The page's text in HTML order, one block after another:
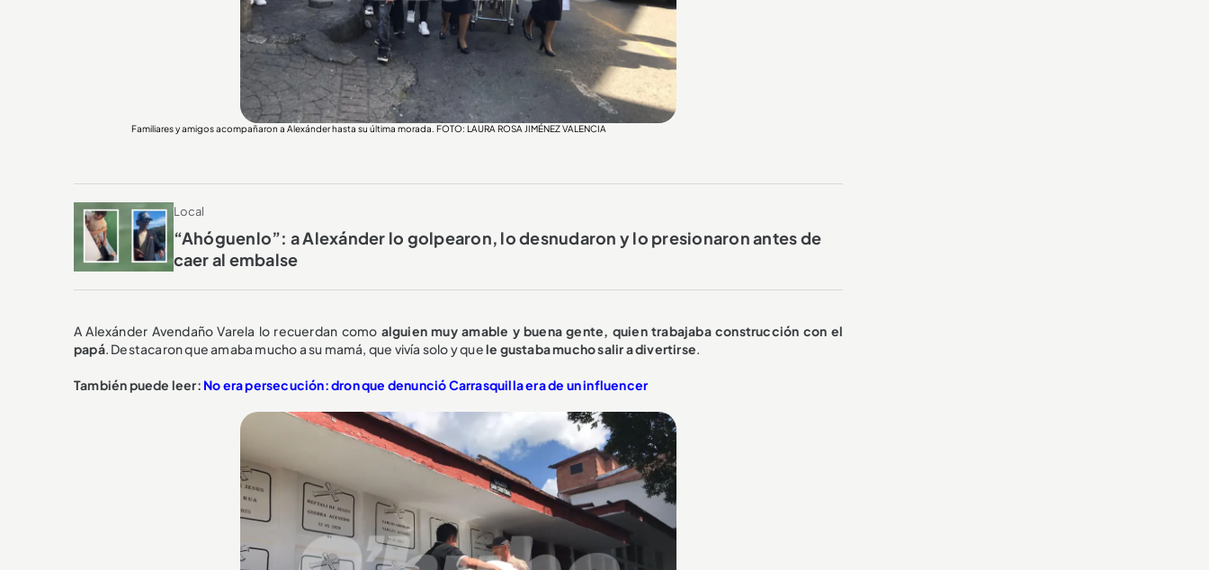
Familiares y amigos acompañaron a Alexánder hasta su última morada. FOTO: LAURA ROSA JIMÉNEZ VALENCIA
Local
“Ahóguenlo”: a Alexánder lo golpearon, lo desnudaron y lo presionaron antes de
caer al embalse
A Alexánder Avendaño Varela lo recuerdan como alguien muy amable y buena gente, quien trabajaba construcción con el
papá. Destacaron que amaba mucho a su mamá, que vivía solo y quele gustaba mucho salir a divertirse.
También puede leer: No era persecución: dron que denunció Carrasquilla era de un influencer